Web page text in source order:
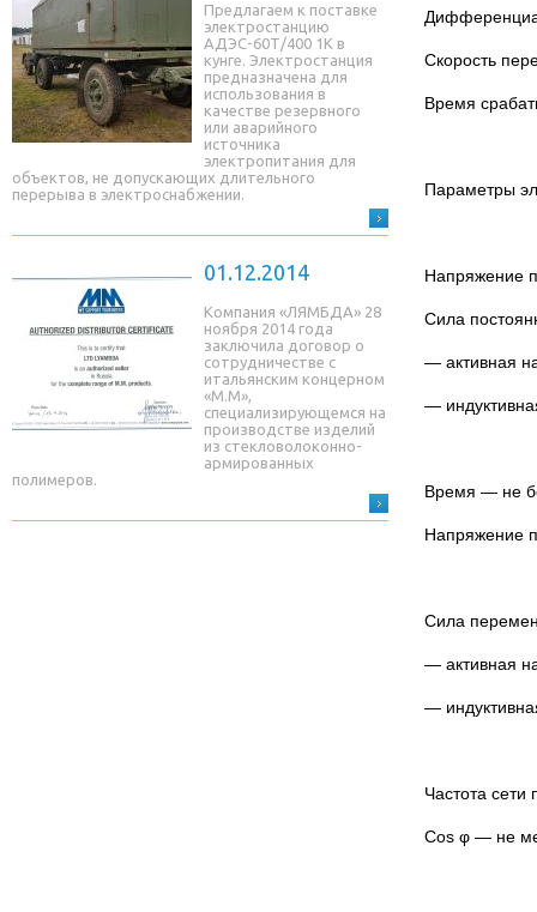
Предлагаем к поставке
электростанцию
АДЭС-60Т/400 1К в
кунге. Электростанция
предназначена для
использования в
качестве резервного
или аварийного
источника
электропитания для
объектов, не допускающих длительного
перерыва в электроснабжении.
01.12.2014
Компания «ЛЯМБДА» 28
ноября 2014 года
заключила договор о
сотрудничестве с
итальянским концерном
«М.М»,
специализирующемся на
производстве изделий
из стекловолоконно-
армированных
полимеров.
Скорость
Время
Параметры
Напряжение
Сила
— активная
—
Время — не
Напряжение
Сила
— активная
—
Частота
Cos φ — не